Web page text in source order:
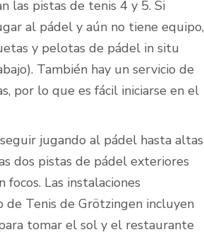
las pistas de tenis 4 y 5. Si
al pádel y aún no tiene equipo,
y pelotas de pádel in situ
También hay un servicio de
por lo que es fácil iniciarse en el
jugando al pádel hasta altas
dos pistas de pádel exteriores
focos. Las instalaciones
Tenis de Grötzingen incluyen
tomar el sol y el restaurante